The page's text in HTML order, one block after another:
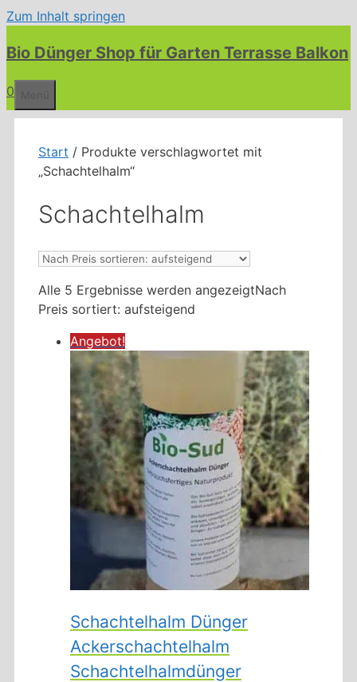
Zum Inhalt springen
Bio Dünger Shop für Garten Terrasse Balkon
0
Start / Produkte verschlagwortet mit
„Schachtelhalm“
Schachtelhalm
Alle 5 Ergebnisse werden angezeigtNach
Preis sortiert: aufsteigend
Angebot!
Schachtelhalm Dünger
Ackerschachtelhalm
Schachtelhalmdünger